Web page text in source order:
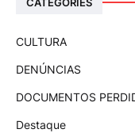
CULTURA
DENÚNCIAS
DOCUMENTOS
Destaque